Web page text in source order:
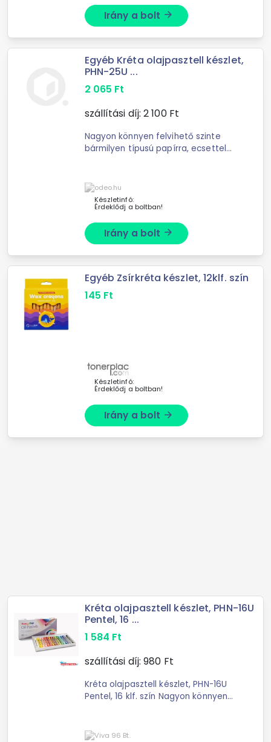
Irány a bolt arrow_forward
Egyéb Kréta olajpasztell készlet,
PHN-25U ...
2 065 Ft
szállítási díj: 2 100Ft
Nagyon könnyen felvihető szinte
bármilyen típusú papírra, ecsettel
hétig sem szárad ki, ...
Készletinfó:
Érdeklődj a boltban!
Irány a bolt arrow_forward
Egyéb Zsírkréta készlet, 12klf. szín
145 Ft
Készletinfó:
Érdeklődj a boltban!
Irány a bolt arrow_forward
Kréta olajpasztell készlet, PHN-16U
Pentel, 16 ...
1 584 Ft
szállítási díj: 980 Ft
Kréta olajpasztell készlet, PHN-16U
Pentel, 16 klf. szín Nagyon könnyen
könnyedén aqaurell ...